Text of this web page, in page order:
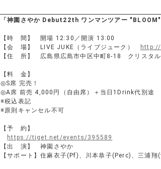
「神園さやか Debut22th ワンマンツアー
【時 間】 開場 12:30／開演 13:00
【会 場】 LIVE JUKE（ライブジューク）
http://
【住 所】 広島県広島市中区中町8-18 クリスタル
【料 金】
◎S席 完売！
◎A席 前売 4,000円（自由席）＋当日1Drink代別途
※税込表記
※原則キャンセル不可
【予 約】
https://tiget.net/events/395589
【出 演】 神園さやか
【サポート】住麻衣子(Pf)、川本恭子(Perc)、三浦翔